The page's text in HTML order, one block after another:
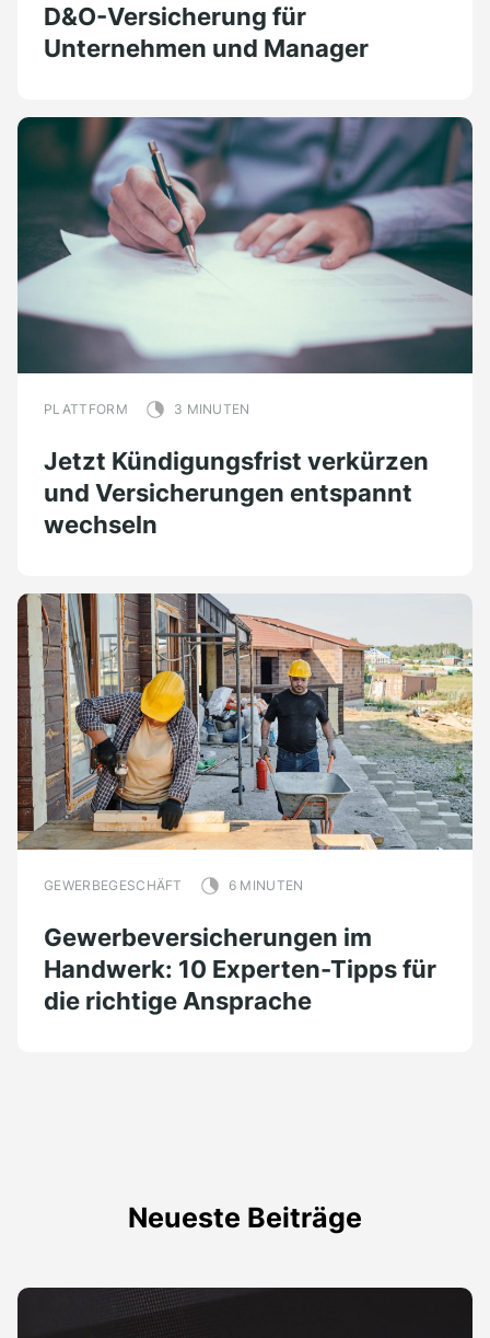
D&O-Versicherung für
Unternehmen und Manager
PLATTFORM 3 MINUTEN
Jetzt Kündigungsfrist verkürzen
und Versicherungen entspannt
wechseln
GEWERBEGESCHÄFT 6 MINUTEN
Gewerbeversicherungen im
Handwerk: 10 Experten-Tipps für
die richtige Ansprache
Neueste Beiträge